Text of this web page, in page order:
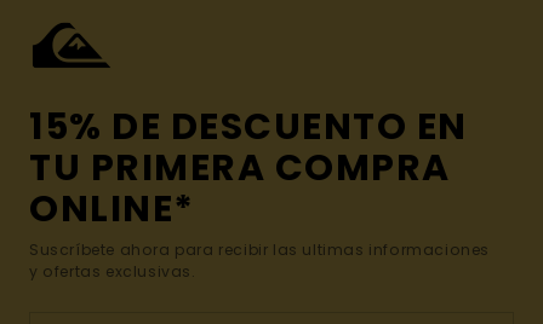
15% DE DESCUENTO EN
TU PRIMERA COMPRA
ONLINE*
Suscríbete ahora para recibir las ultimas informaciones
y ofertas exclusivas.